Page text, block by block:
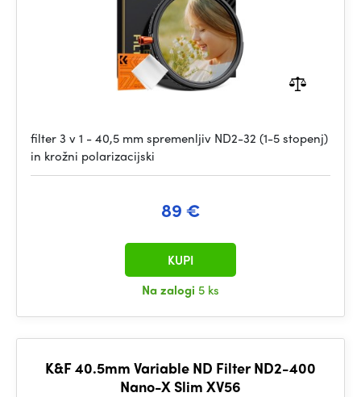
filter 3 v 1 - 40,5 mm spremenljiv ND2-32 (1-5 stopenj)
in krožni polarizacijski
89 €
Na zalogi 5 ks
KUPI
K&F 40.5mm Variable ND Filter ND2-400
Nano-X Slim XV56